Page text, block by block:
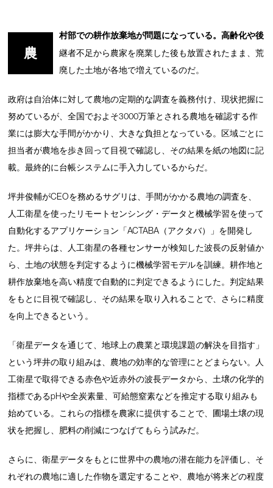
農
村部での耕作放棄地が問題になっている。高齢化や後
継者不足から農家を廃業した後も放置されたまま、荒
廃した土地が各地で増えているのだ。
政府は自治体に対して農地の定期的な調査を義務付け、現状把握に
努めているが、全国でおよそ3000万筆とされる農地を確認する作
業には膨大な手間がかかり、大きな負担となっている。区域ごとに
担当者が農地を歩き回って目視で確認し、その結果を紙の地図に記
載。最終的に台帳システムに手入力しているからだ。
坪井俊輔がCEOを務めるサグリは、手間がかかる農地の調査を、
人工衛星を使ったリモートセンシング・データと機械学習を使って
自動化するアプリケーション「ACTABA（アクタバ）」を開発し
た。坪井らは、人工衛星の各種センサーが検知した波長の反射値か
ら、土地の状態を判定するように機械学習モデルを訓練。耕作地と
耕作放棄地を高い精度で自動的に判定できるようにした。判定結果
をもとに目視で確認し、その結果を取り入れることで、さらに精度
を向上できるという。
「衛星データを通じて、地球上の農業と環境課題の解決を目指す」
という坪井の取り組みは、農地の効率的な管理にとどまらない。人
工衛星で取得できる赤色や近赤外の波長データから、土壌の化学的
指標であるpHや全炭素量、可給態窒素などを推定する取り組みも
始めている。これらの指標を農家に提供することで、圃場土壌の現
状を把握し、肥料の削減につなげてもらう試みだ。
さらに、衛星データをもとに世界中の農地の潜在能力を評価し、そ
れぞれの農地に適した作物を選定することや、農地が将来どの程度